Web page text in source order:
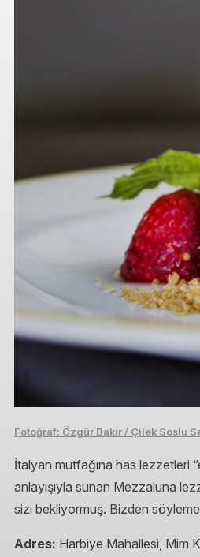
Fotoğraf: Özgür Bakır / Çilek Soslu
İtalyan mutfağına has lezzetleri
anlayışıyla sunan Mezzaluna
sizi bekliyormuş. Bizden
Adres: Harbiye Mahallesi, Mim